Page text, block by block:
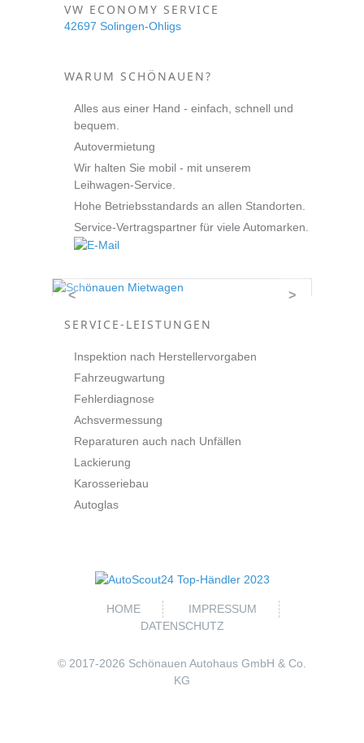
VW ECONOMY SERVICE
42697 Solingen-Ohligs
WARUM SCHÖNAUEN?
Alles aus einer Hand - einfach, schnell und
bequem.
Autovermietung
Wir halten Sie mobil - mit unserem
Leihwagen-Service.
Hohe Betriebsstandards an allen Standorten.
Service-Vertragspartner für viele Automarken.
< >
SERVICE-LEISTUNGEN
Inspektion nach Herstellervorgaben
Fahrzeugwartung
Fehlerdiagnose
Achsvermessung
Reparaturen auch nach Unfällen
Lackierung
Karosseriebau
Autoglas
HOME
IMPRESSUM
DATENSCHUTZ
© 2017-2026 Schönauen Autohaus GmbH & Co.
KG